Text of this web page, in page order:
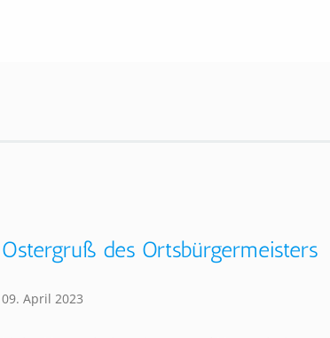
Ostergruß des Ortsbürgermeisters
09. April 2023